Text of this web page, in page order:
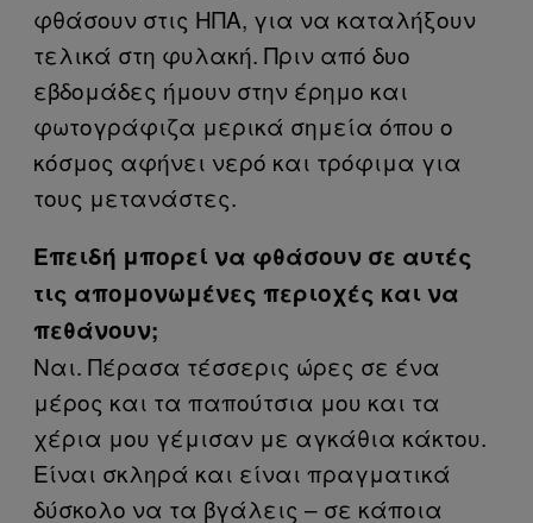
φθάσουν στις ΗΠΑ, για να καταλήξουν
τελικά στη φυλακή. Πριν από δυο
εβδομάδες ήμουν στην έρημο και
φωτογράφιζα μερικά σημεία όπου ο
κόσμος αφήνει νερό και τρόφιμα για
τους μετανάστες.
Επειδή μπορεί να φθάσουν σε αυτές
τις απομονωμένες περιοχές και να
πεθάνουν;
​Ναι. Πέρασα τέσσερις ώρες σε ένα
μέρος και τα παπούτσια μου και τα
χέρια μου γέμισαν με αγκάθια κάκτου.
Είναι σκληρά και είναι πραγματικά
δύσκολο να τα βγάλεις – σε κάποια